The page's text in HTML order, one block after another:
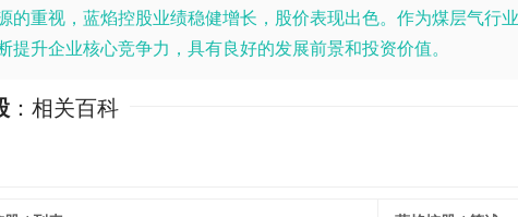
的重视，蓝焰控股业绩稳健增长，股价表现出色。作为煤层气行
提升企业核心竞争力，具有良好的发展前景和投资价值。
：相关百科